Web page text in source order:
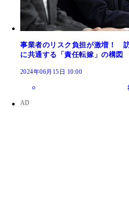
事業者のリスク負担が激増！
に共通する「責任転嫁」の構図
2024年06月15日 10:00